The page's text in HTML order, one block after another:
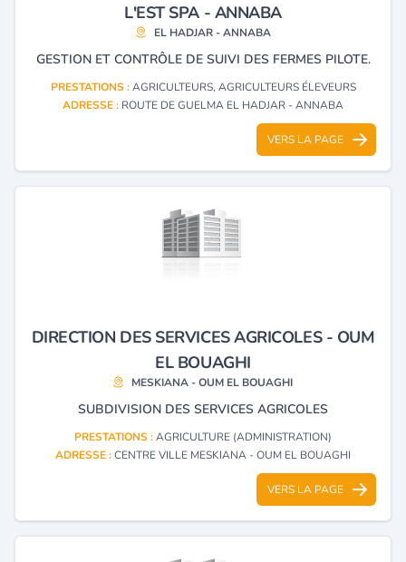
L'EST SPA - ANNABA
EL HADJAR - ANNABA
GESTION ET CONTRÔLE DE SUIVI DES FERMES PILOTE.
PRESTATIONS :AGRICULTEURS, AGRICULTEURS ÉLEVEURS
ADRESSE : ROUTE DE GUELMA EL HADJAR - ANNABA
VERS LA PAGE
DIRECTION DES SERVICES AGRICOLES - OUM
EL BOUAGHI
MESKIANA - OUM EL BOUAGHI
SUBDIVISION DES SERVICES AGRICOLES
PRESTATIONS :AGRICULTURE (ADMINISTRATION)
ADRESSE :CENTRE VILLE MESKIANA - OUM EL BOUAGHI
VERS LA PAGE